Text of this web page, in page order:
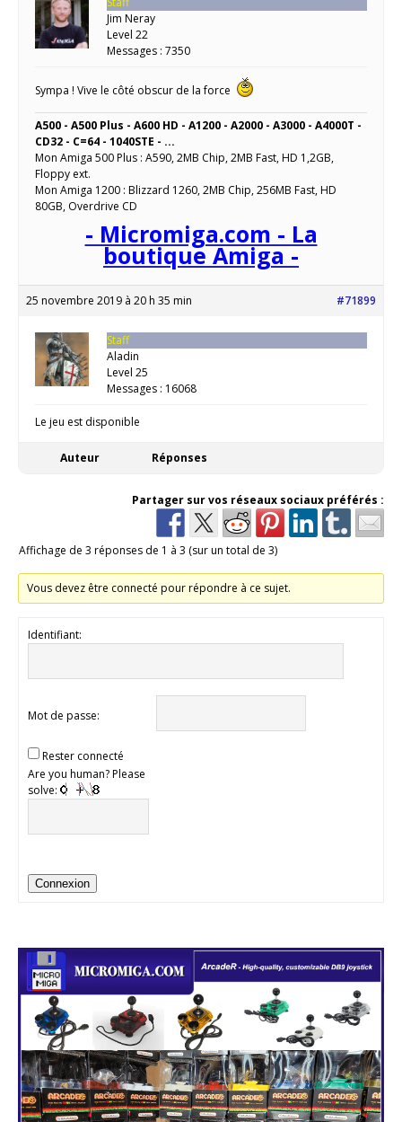
Jim Neray
Level 22
Messages : 7350
Sympa ! Vive le côté obscur de la force
A500 - A500 Plus - A600 HD - A1200 - A2000 - A3000 - A4000T -
CD32 - C=64 - 1040STE - ...
Mon Amiga 500 Plus : A590, 2MB Chip, 2MB Fast, HD 1,2GB,
Floppy ext.
Mon Amiga 1200 : Blizzard 1260, 2MB Chip, 256MB Fast, HD
80GB, Overdrive CD
- Micromiga.com - La
boutique Amiga -
25 novembre 2019 à 20 h 35 min #71899
Staff
Aladin
Level 25
Messages : 16068
Le jeu est disponible
Auteur Réponses
Partager sur vos réseaux sociaux préférés :
Affichage de 3 réponses de 1 à 3 (sur un total de 3)
Vous devez être connecté pour répondre à ce sujet.
Identifiant:
Mot de passe:
Rester connecté
Are you human? Please
solve:
Connexion